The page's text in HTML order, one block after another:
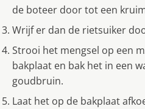
de boteer door tot een
Wrijf er dan de rietsuiker
Strooi het mengsel op een
bakplaat en bak het in een
goudbruin.
Laat het op de bakplaat